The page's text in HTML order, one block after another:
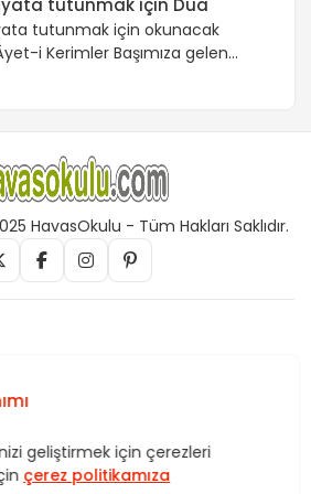
tutunmak için Dua
tutunmak için okunacak
i Kerimler Başımıza gelen
başımıza gelen olaylar bizlere
ders olmalı. Yaşadığımız
bu neden benim başıma gelmiş
yanlış yaptım diye
ve mutlaka bununla Yüce
HavasOkulu - Tüm Hakları Saklıdır.
Tasavvuf. HavasOkulu,
izinsiz kullananlar hakkında T.C.K
geliştirmek için çerezleri
çerez politikamıza